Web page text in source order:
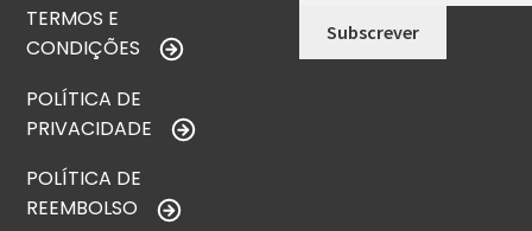
TERMOS E
CONDIÇÕES
POLÍTICA DE
PRIVACIDADE
POLÍTICA DE
REEMBOLSO